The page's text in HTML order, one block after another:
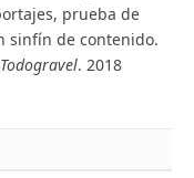
prueba de
sinfín de contenido.
. 2018